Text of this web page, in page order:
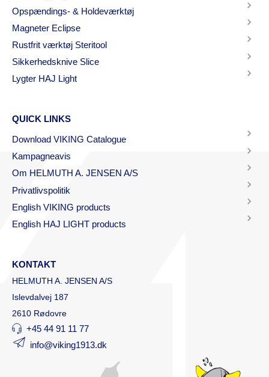
Opspændings- & Holdeværktøj
Magneter Eclipse
Rustfrit værktøj Steritool
Sikkerhedsknive Slice
Lygter HAJ Light
QUICK LINKS
Download VIKING Catalogue
Kampagneavis
Om HELMUTH A. JENSEN A/S
Privatlivspolitik
English VIKING products
English HAJ LIGHT products
KONTAKT
HELMUTH A. JENSEN A/S
Islevdalvej 187
2610 Rødovre
+45 44 91 11 77
info@viking1913.dk